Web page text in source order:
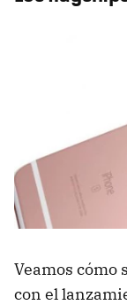
Veamos cómo
con el